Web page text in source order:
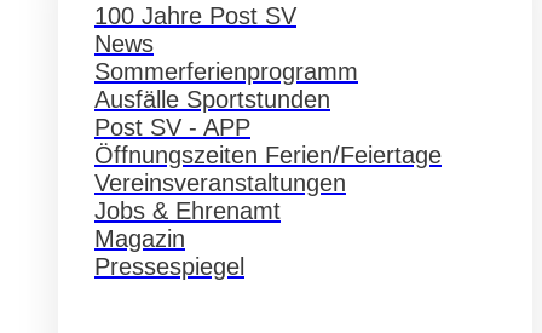
100 Jahre Post SV
News
Sommerferienprogramm
Ausfälle Sportstunden
Post SV - APP
Öffnungszeiten Ferien/Feiertage
Vereinsveranstaltungen
Jobs & Ehrenamt
Magazin
Pressespiegel